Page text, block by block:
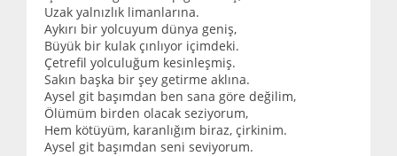
Uzak yalnızlık limanlarına.
Aykırı bir yolcuyum dünya geniş,
Büyük bir kulak çınlıyor içimdeki.
Çetrefil yolculuğum kesinleşmiş.
Sakın başka bir şey getirme aklına.
Aysel git başımdan ben sana göre değilim,
Ölümüm birden olacak seziyorum,
Hem kötüyüm, karanlığım biraz, çirkinim.
Aysel git başımdan seni seviyorum.